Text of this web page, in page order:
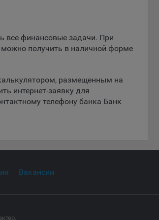
или выбора языка, и для
пользователями. Подобные
с сайтом.
для настройки контента. Данные
для того, чтобы
оценить эффективность рекламы.
целевой аудитории и в
Сохранить по умолчанию
все финансовые задачи. При
получить в наличной форме
размещенным на
интернет-заявку для
телефону банка Банк
Вакансии